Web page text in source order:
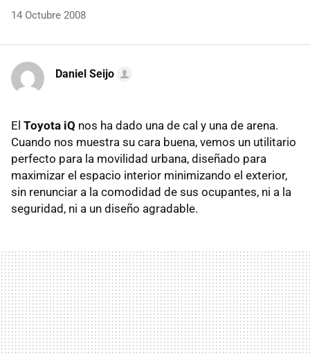
14 Octubre 2008
Daniel Seijo
El Toyota iQ nos ha dado una de cal y una de arena.
Cuando nos muestra su cara buena, vemos un utilitario
perfecto para la movilidad urbana, diseñado para
maximizar el espacio interior minimizando el exterior,
sin renunciar a la comodidad de sus ocupantes, ni a la
seguridad, ni a un diseño agradable.